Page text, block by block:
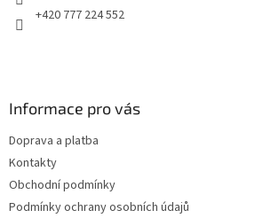
+420 777 224 552
Informace pro vás
Doprava a platba
Kontakty
Obchodní podmínky
Podmínky ochrany osobních údajů